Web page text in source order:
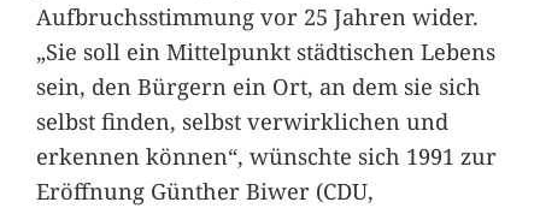
Aufbruchsstimmung vor 25 Jahren wider.
„Sie soll ein Mittelpunkt städtischen Lebens
sein, den Bürgern ein Ort, an dem sie sich
selbst finden, selbst verwirklichen und
erkennen können“, wünschte sich 1991 zur
Eröffnung Günther Biwer (CDU,